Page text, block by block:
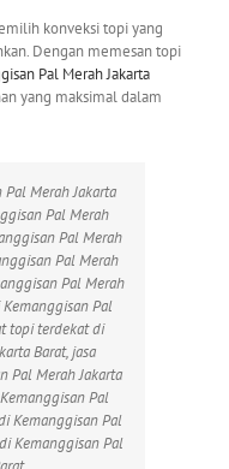
konveksi topi yang
Dengan memesan topi
Pal Merah Jakarta
yang maksimal dalam
Merah Jakarta
Pal Merah
Pal Merah
Pal Merah
Pal Merah
Pal
topi terdekat di
Barat, jasa
Pal Merah Jakarta
Pal
Kemanggisan Pal
Kemanggisan Pal